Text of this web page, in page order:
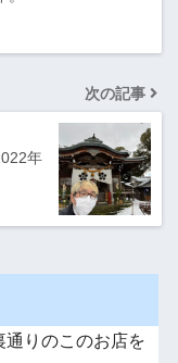
次の記事
年
りのこのお店を